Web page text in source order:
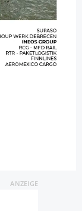
ANZEIGE